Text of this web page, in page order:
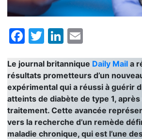
Facebook
TwitterLinkedIn
Le journal britannique Daily Mail a
résultats prometteurs d’un
expérimental qui a réussi à guérir
atteints de diabète de type 1, après
traitement. Cette avancée
vers la recherche d’un remède
maladie chronique, qui est l’une